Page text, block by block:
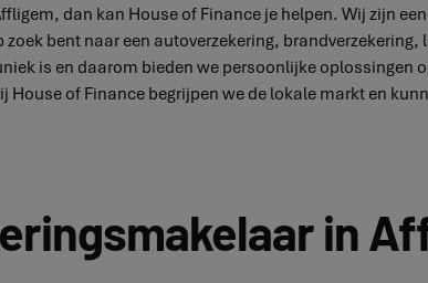
dan kan House of Finance je helpen. Wij zijn
bent naar een autoverzekering,
is en daarom bieden we persoonlijke
of Finance begrijpen we de lokale markt en
in